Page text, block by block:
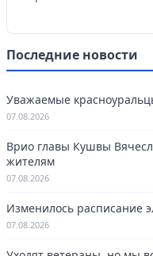
Последние новости
Уважаемые
07.08.2026
Врио главы Кушвы
жителям
07.08.2026
Изменилось расписание
07.08.2026